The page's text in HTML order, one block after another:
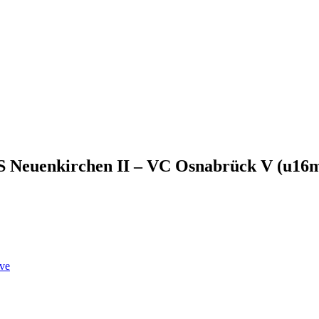
Neuenkirchen II – VC Osnabrück V